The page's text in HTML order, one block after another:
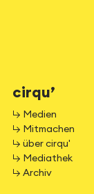
cirqu’
↳ Medien
↳ Mitmachen
↳ über cirqu'
↳ Mediathek
↳ Archiv